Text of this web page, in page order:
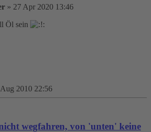
» 27 Apr 2020 13:46
Öl sein
Aug 2010 22:56
wegfahren, von 'unten' keine